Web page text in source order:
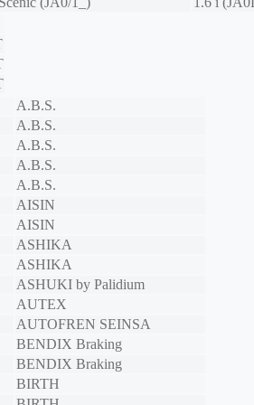
A.B.S.
A.B.S.
A.B.S.
A.B.S.
A.B.S.
AISIN
AISIN
ASHIKA
ASHIKA
ASHUKI by Palidium
AUTEX
AUTOFREN SEINSA
BENDIX Braking
BENDIX Braking
BIRTH